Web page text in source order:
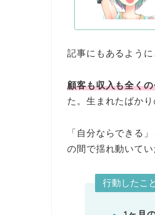
記事にもあるように
顧客も収入も全く
た。生まれたばか
「自分ならできる
の間で揺れ動いてい
行動したこと